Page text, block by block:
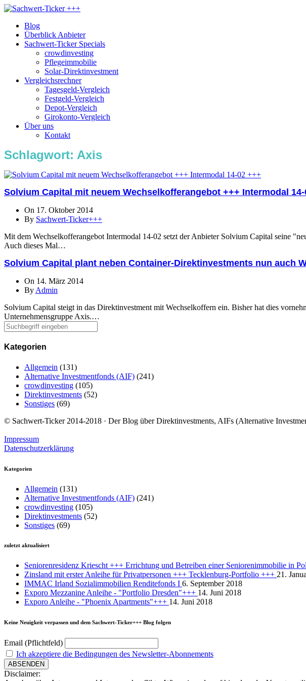
Blog
Überblick Anbieter
Sachwert-Ticker Specials
crowdinvesting
Pflegeimmobilie
Solar-Direktinvestment
Vergleichsrechner
Tagesgeld-Vergleich
Festgeld-Vergleich
Depot-Vergleich
Girokonto-Vergleich
Über uns
Kontakt
Schlagwort: Axis
Solvium Capital mit neuem Wechselkofferangebot +++ Intermodal 14-
On 17. Oktober 2014
By Sachwert-Ticker+++
Mit dem Wechselkofferangebot Intermodal 14-02 setzt der Anbieter Solvium Capital seine
Auch dieses Mal…
Solvium Capital plant neben Container-Direktinvestments nun auch
On 14. März 2014
By Admin
Solvium Capital steigt in das Direktinvestment mit Wechselkoffern ein. Bisher hat dies
Unternehmensgruppe Axis.…
Kategorien
Allgemein (131)
Alternative Investmentfonds (AIF) (241)
crowdinvesting (105)
Direktinvestments (52)
Sonstiges (69)
© Sachwert-Ticker 2014-2018 · Der Blog über Direktinvestments, AIFs (Alternative
Impressum
Datenschutzerklärung
Kategorien
Allgemein (131)
Alternative Investmentfonds (AIF) (241)
crowdinvesting (105)
Direktinvestments (52)
Sonstiges (69)
zuletzt aktualisiert
Seniorenresidenz Kriescht +++ Errichtung und Betreiben einer Seniorenimmobilie in
Zinsland mit erster Anleihe für Privatpersonen +++ Tecklenburg-Portfolio +++ 21.
IMMAC Irland Sozialimmobilien Renditefonds I 6. September 2018
Exporo Mezzanine Anleihe - "Portfolio Dresden"+++ 14. Juni 2018
Exporo Anleihe - "Phoenix Apartments"+++ 14. Juni 2018
Keine Neuigkeit verpassen und dem Sachwert-Ticker+++ Blog folgen
Email (Pflichtfeld)
Ich akzeptiere die Bedingungen des Newsletter-Abonnements
Disclaimer: